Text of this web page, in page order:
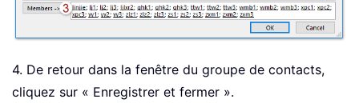
4. De retour dans la fenêtre du groupe de contacts,
cliquez sur « Enregistrer et fermer ».